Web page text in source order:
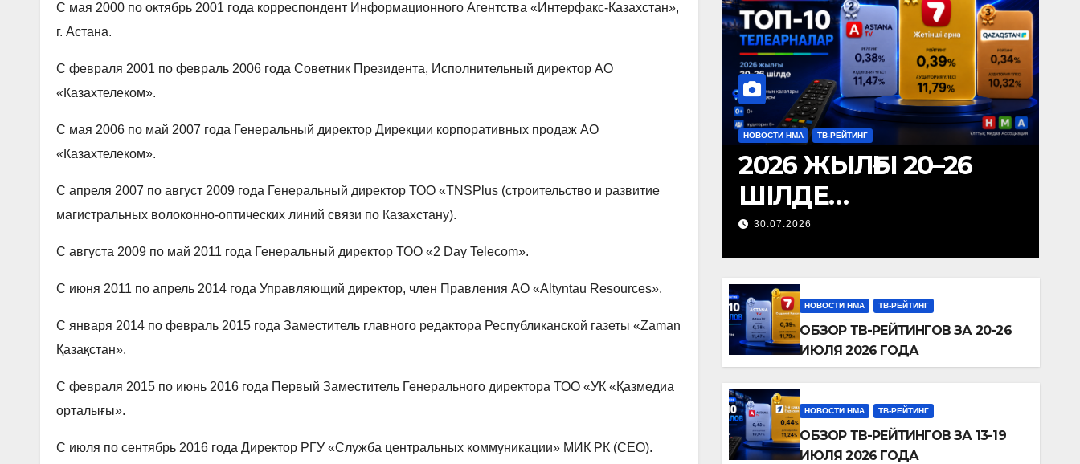
С мая 2000 по октябрь 2001 года корреспондент Информационного Агентства «Интерфакс-Казахстан»,
г. Астана.
С февраля 2001 по февраль 2006 года Советник Президента, Исполнительный директор АО
«Казахтелеком».
С мая 2006 по май 2007 года Генеральный директор Дирекции корпоративных продаж АО
«Казахтелеком».
С апреля 2007 по август 2009 года Генеральный директор ТОО «TNSPlus (строительство и развитие
магистральных волоконно-оптических линий связи по Казахстану).
С августа 2009 по май 2011 года Генеральный директор ТОО «2 Day Telecom».
С июня 2011 по апрель 2014 года Управляющий директор, член Правления АО «Altyntau Resources».
С января 2014 по февраль 2015 года Заместитель главного редактора Республиканской газеты «Zaman
Қазақстан».
С февраля 2015 по июнь 2016 года Первый Заместитель Генерального директора ТОО «УК «Қазмедиа
орталығы».
С июля по сентябрь 2016 года Директор РГУ «Служба центральных коммуникации» МИК РК (CEO).
НОВОСТИ НМА ТВ-РЕЙТИНГ
2026 ЖЫЛҒЫ 20–26
ШІЛДЕ
АРАЛЫҒЫНДАҒЫ
ТЕЛЕАРНАЛАР
РЕЙТИНГІНЕ ШОЛУ
30.07.2026
НОВОСТИ НМА ТВ-РЕЙТИНГ
ОБЗОР ТВ-РЕЙТИНГОВ ЗА 20-26
ИЮЛЯ 2026 ГОДА
НОВОСТИ НМА ТВ-РЕЙТИНГ
ОБЗОР ТВ-РЕЙТИНГОВ ЗА 13-19
ИЮЛЯ 2026 ГОДА